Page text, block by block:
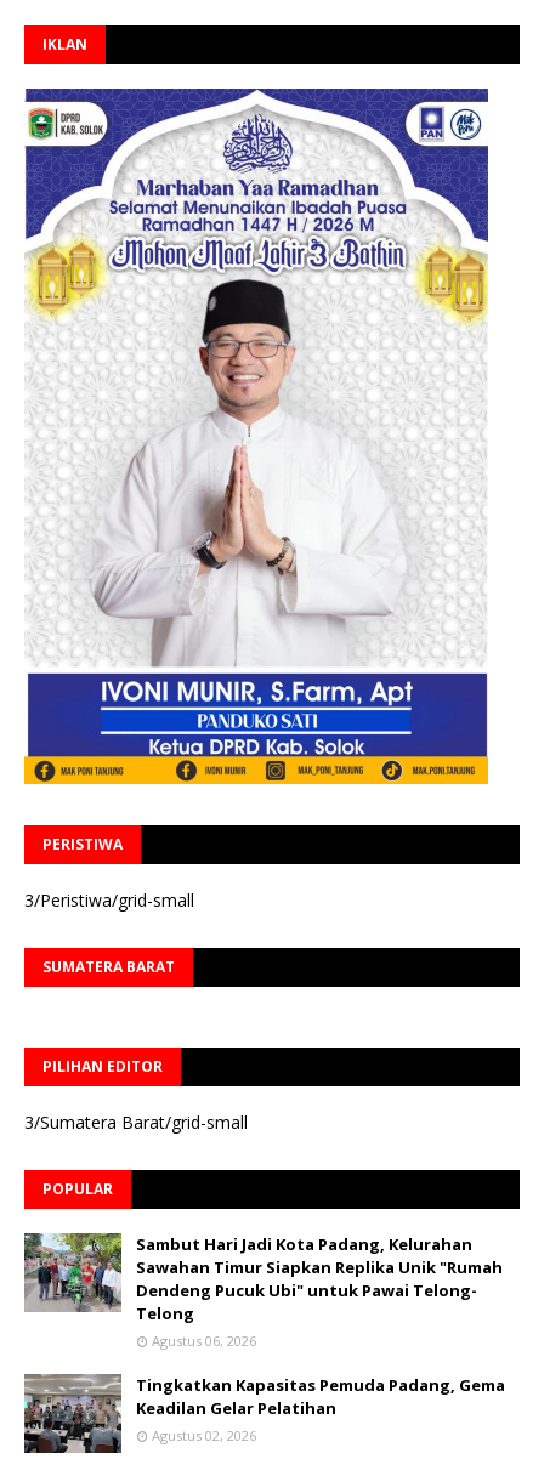
IKLAN
PERISTIWA
3/Peristiwa/grid-small
SUMATERA BARAT
PILIHAN EDITOR
3/Sumatera Barat/grid-small
POPULAR
Sambut Hari Jadi Kota Padang, Kelurahan
Sawahan Timur Siapkan Replika Unik "Rumah
Dendeng Pucuk Ubi" untuk Pawai Telong-
Telong
Agustus 06, 2026
Tingkatkan Kapasitas Pemuda Padang, Gema
Keadilan Gelar Pelatihan
Agustus 02, 2026